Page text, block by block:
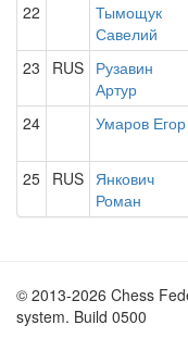
22
Тымощук
Савелий
23 RUS Рузавин
Артур
24 Умаров Егор
25 RUS Янкович
Роман
© 2013-2026 Chess
system. Build 0500